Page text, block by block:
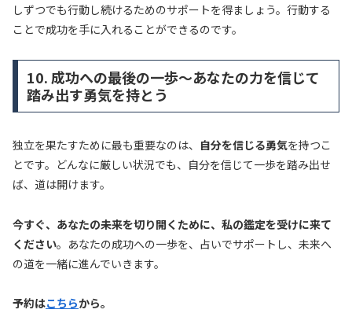
しずつでも行動し続けるためのサポートを得ましょう。行動する
ことで成功を手に入れることができるのです。
10. 成功への最後の一歩～あなたの力を信じて
踏み出す勇気を持とう
独立を果たすために最も重要なのは、 自分を信じる勇気を持つこ
とです。どんなに厳しい状況でも、自分を信じて一歩を踏み出せ
ば、道は開けます。
今すぐ、あなたの未来を切り開くために、私の鑑定を受けに来て
ください。あなたの成功への一歩を、占いでサポートし、未来へ
の道を一緒に進んでいきます。
予約はこちらから。